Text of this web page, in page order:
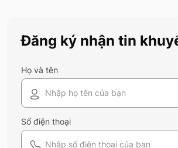
Đăng ký nhận tin
Họ và tên
Số điện thoại